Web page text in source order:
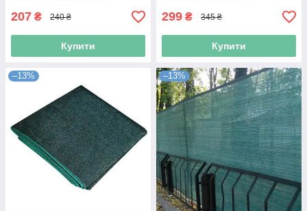
207 ₴ 240 ₴
Купити
299 ₴ 345 ₴
Купити
–13% –13%